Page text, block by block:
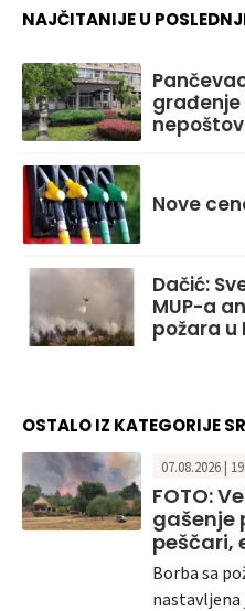
NAJČITANIJE U
građenje
Nove
Dačić:
MUP-a
požara u
OSTALO IZ KATEGORIJE
07.08.2026 |
FOTO:
gašenje
peščari,
Borba sa
nastavljena